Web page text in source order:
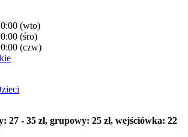
(wto)
(śro)
(czw)
27 - 35 zł, grupowy: 25 zł, wejściówka: 22